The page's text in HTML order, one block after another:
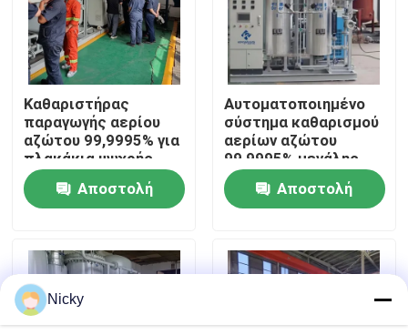
Έλεγχος ποιότητας
Επικοινωνήστε μαζί μας
Ειδήσεις
Ζητήστε μια προσφορά
Παραγωγοί αζώτου PSA
Γεννήτρια αζώτου υψηλής αγνότητας
Καθαριστήρας
παραγωγής αερίου
αζώτου 99,9995% για
πλακάκια ψυχρής
έλασης
Αποστολή
Αυτοματοποιημένο
σύστημα καθαρισμού
αερίων αζώτου
99,9995% μεγάλης
χωρητικότητας
Αποστολή
Nicky